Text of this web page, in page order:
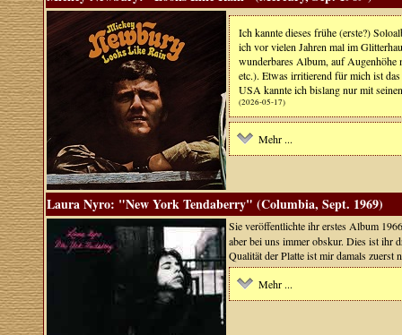
Ich kannte dieses frühe (erste?)
ich vor vielen Jahren mal im
wunderbares Album, auf
etc.). Etwas irritierend für mich ist
USA kannte ich bislang nur mit
(2026-05-17)
Mehr ...
Laura Nyro: "New York Tendaberry" (Columbia, Sept. 1969)
Sie veröffentlichte ihr erstes Album
aber bei uns immer obskur. Dies ist ihr
Qualität der Platte ist mir damals zuerst
Mehr ...